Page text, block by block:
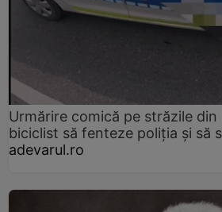
Urmărire comică pe străzile din
biciclist să fenteze poliția și să
adevarul.ro